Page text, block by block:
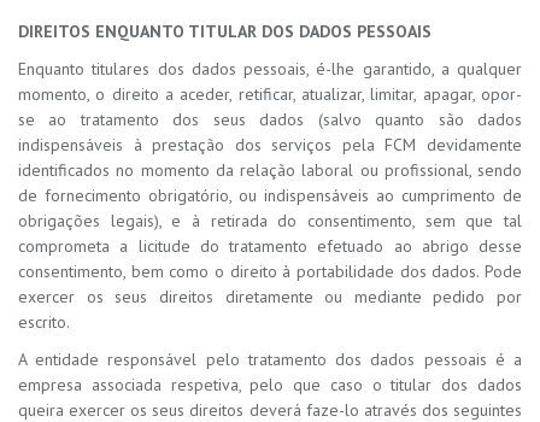
DIREITOS ENQUANTO TITULAR DOS DADOS PESSOAIS
Enquanto titulares dos dados pessoais, é-lhe garantido, a qualquer
momento, o direito a aceder, retificar, atualizar, limitar, apagar, opor-
se ao tratamento dos seus dados (salvo quanto são dados
indispensáveis à prestação dos serviços pela FCM devidamente
identificados no momento da relação laboral ou profissional, sendo
de fornecimento obrigatório, ou indispensáveis ao cumprimento de
obrigações legais), e à retirada do consentimento, sem que tal
comprometa a licitude do tratamento efetuado ao abrigo desse
consentimento, bem como o direito à portabilidade dos dados. Pode
exercer os seus direitos diretamente ou mediante pedido por
escrito.
A entidade responsável pelo tratamento dos dados pessoais é a
empresa associada respetiva, pelo que caso o titular dos dados
queira exercer os seus direitos deverá faze-lo através dos seguintes